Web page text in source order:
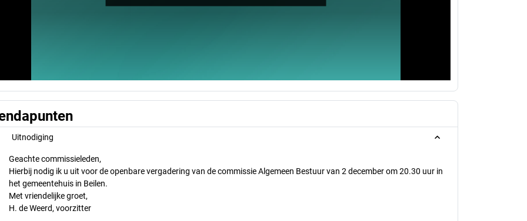
Uitnodiging
Geachte commissieleden,
Hierbij nodig ik u uit voor de openbare vergadering van de commissie Algemeen Bestuur van 2 december om 20.30 uur in
het gemeentehuis in Beilen.
Met vriendelijke groet,
H. de Weerd, voorzitter